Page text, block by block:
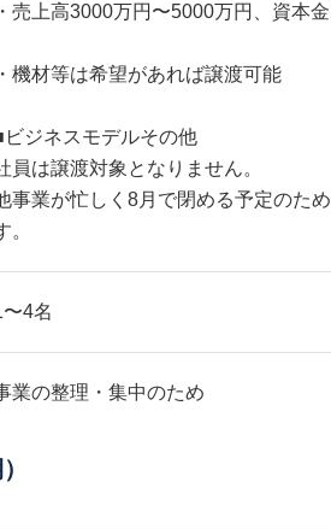
売上高3000万円〜5000万円、資本
機材等は希望があれば譲渡可能
ビジネスモデルその他
員は譲渡対象となりません。
事業が忙しく8月で閉める予定のた
。
4名
業の整理・集中のため